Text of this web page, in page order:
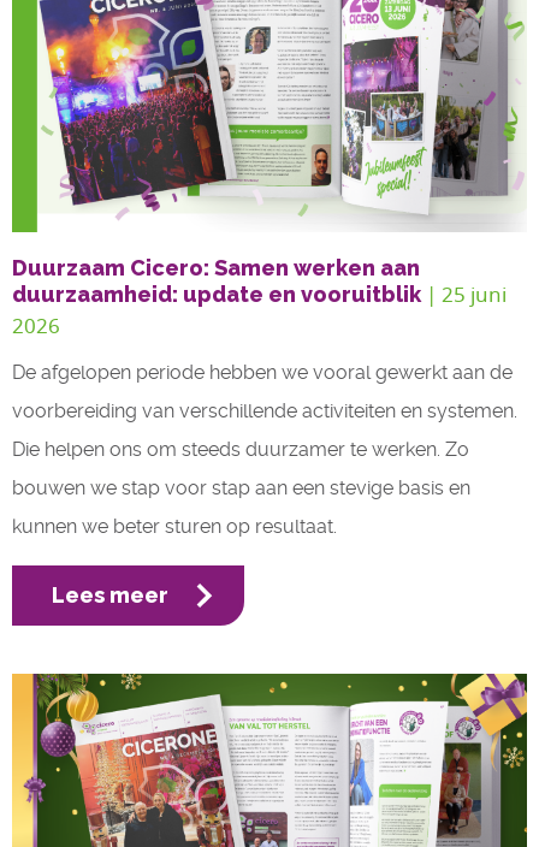
Duurzaam Cicero: Samen werken aan
duurzaamheid: update en vooruitblik| 25 juni
2026
De afgelopen periode hebben we vooral gewerkt aan de
voorbereiding van verschillende activiteiten en systemen.
Die helpen ons om steeds duurzamer te werken. Zo
bouwen we stap voor stap aan een stevige basis en
kunnen we beter sturen op resultaat.
Lees meer